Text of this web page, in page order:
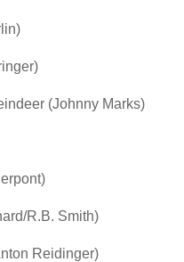
(Johnny Marks)
R.B. Smith)
Reidinger)